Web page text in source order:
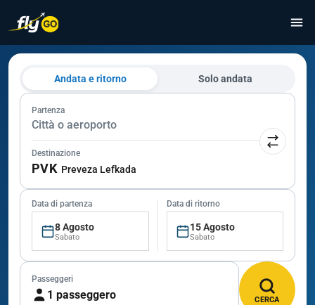
Andata e ritorno Solo andata
Partenza
Città o aeroporto
Destinazione
PVK Preveza Lefkada
Data di partenza
8 Agosto
Sabato
Data di ritorno
15 Agosto
Sabato
Passeggeri
1 passeggero CERCA